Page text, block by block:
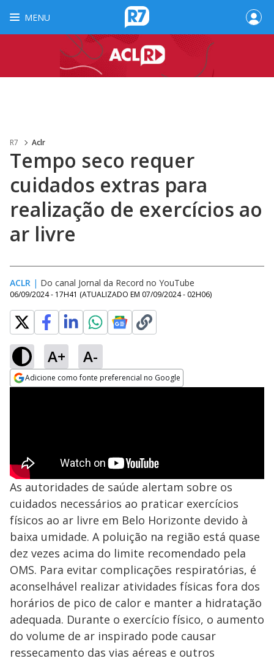
MENU
R7 Aclr
Tempo seco requer
cuidados extras para
realização de exercícios ao
ar livre
ACLR | Do canal Jornal da Record no YouTube
06/09/2024 - 17H41 (ATUALIZADO EM 07/09/2024 - 02H06)
A+ A-
Adicione como fonte preferencial no Google
As autoridades de saúde alertam sobre os
cuidados necessários ao praticar exercícios
físicos ao ar livre em Belo Horizonte devido à
baixa umidade. A poluição na região está quase
dez vezes acima do limite recomendado pela
OMS. Para evitar complicações respiratórias, é
aconselhável realizar atividades físicas fora dos
horários de pico de calor e manter a hidratação
adequada. Durante o exercício físico, o aumento
do volume de ar inspirado pode causar
ressecamento das vias aéreas e outros